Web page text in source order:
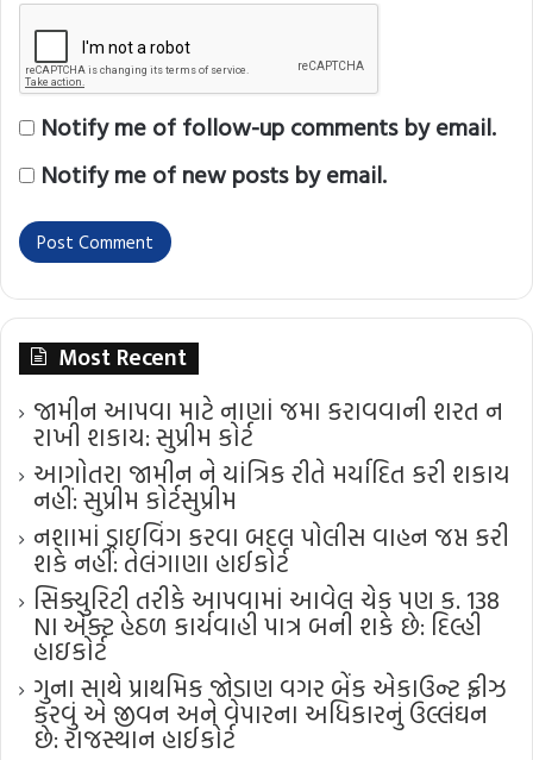
Notify me of follow-up comments by email.
Notify me of new posts by email.
Most Recent
જામીન આપવા માટે નાણાં જમા કરાવવાની શરત ન
રાખી શકાય: સુપ્રીમ કોર્ટ
આગોતરા જામીન ને યાંત્રિક રીતે મર્યાદિત કરી શકાય
નહીં: સુપ્રીમ કોર્ટ​સુપ્રીમ
નશામાં ડ્રાઇવિંગ કરવા બદલ પોલીસ વાહન જપ્ત કરી
શકે નહીં: તેલંગાણા હાઈકોર્ટ
સિક્યુરિટી તરીકે આપવામાં આવેલ ચેક પણ ક. 138
NI એક્ટ હેઠળ કાર્યવાહી પાત્ર બની શકે છે: દિલ્હી
હાઇકોર્ટ
ગુના સાથે પ્રાથમિક જોડાણ વગર બેંક એકાઉન્ટ ફ્રીઝ
કરવું એ જીવન અને વેપારના અધિકારનું ઉલ્લંઘન
છે: રાજસ્થાન હાઈકોર્ટ